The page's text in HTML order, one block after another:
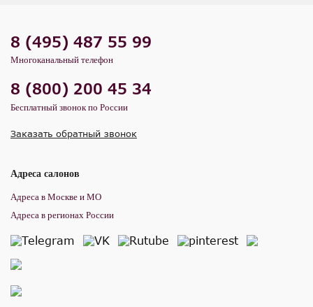
8 (495) 487 55 99
Многоканальный телефон
8 (800) 200 45 34
Бесплатный звонок по России
Заказать обратный звонок
Адреса салонов
Адреса в Москве и МО
Адреса в регионах России